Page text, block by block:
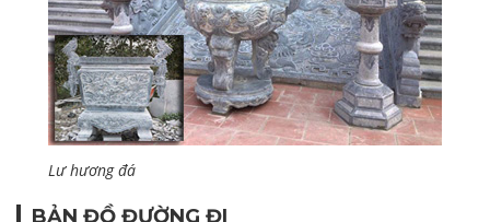
Lư hương đá
BẢN ĐỒ ĐƯỜNG ĐI